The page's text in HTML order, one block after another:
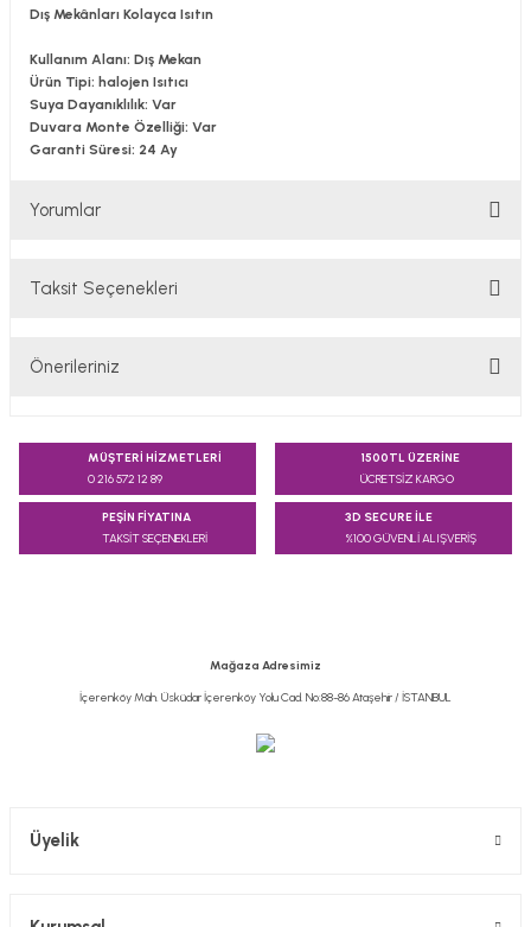
Dış Mekânları Kolayca Isıtın
Kullanım Alanı: Dış Mekan
Ürün Tipi: halojen Isıtıcı
Suya Dayanıklılık: Var
Duvara Monte Özelliği: Var
Garanti Süresi: 24 Ay
Yorumlar
Taksit Seçenekleri
Önerileriniz
konularda yetersiz gördüğünüz noktaları öneri formunu
kullanarak tarafımıza iletebilirsiniz.
Ürün resmi kalitesiz, bozuk veya görüntülenemiyor.
MÜŞTERİ HİZMETLERİ
0 216 572 12 89
1500TL ÜZERİNE
ÜCRETSİZ KARGO
PEŞİN FİYATINA
TAKSİT SEÇENEKLERİ
3D SECURE İLE
%100 GÜVENLİ ALIŞVERİŞ
Mağaza Adresimiz
İçerenköy Mah. Üsküdar İçerenköy Yolu Cad. No:88-86 Ataşehir / İSTANBUL
Üyelik